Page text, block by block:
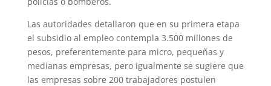
Las autoridades detallaron que en su primera etapa
el subsidio al empleo contempla 3.500 millones de
pesos, preferentemente para micro, pequeñas y
medianas empresas, pero igualmente se sugiere que
las empresas sobre 200 trabajadores postulen